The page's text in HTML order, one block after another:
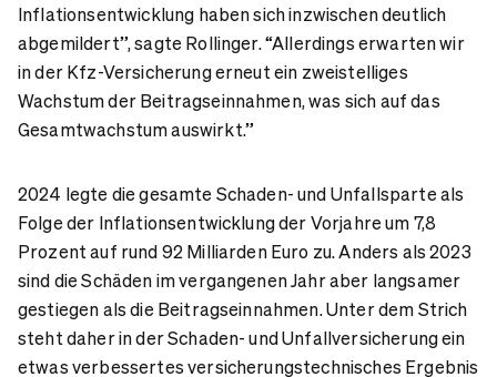
Inflationsentwicklung haben sich inzwischen deutlich
abgemildert”, sagte Rollinger. “Allerdings erwarten wir
in der Kfz-Versicherung erneut ein zweistelliges
Wachstum der Beitragseinnahmen, was sich auf das
Gesamtwachstum auswirkt.”
2024 legte die gesamte Schaden- und Unfallsparte als
Folge der Inflationsentwicklung der Vorjahre um 7,8
Prozent auf rund 92 Milliarden Euro zu. Anders als 2023
sind die Schäden im vergangenen Jahr aber langsamer
gestiegen als die Beitragseinnahmen. Unter dem Strich
steht daher in der Schaden- und Unfallversicherung ein
etwas verbessertes versicherungstechnisches Ergebnis